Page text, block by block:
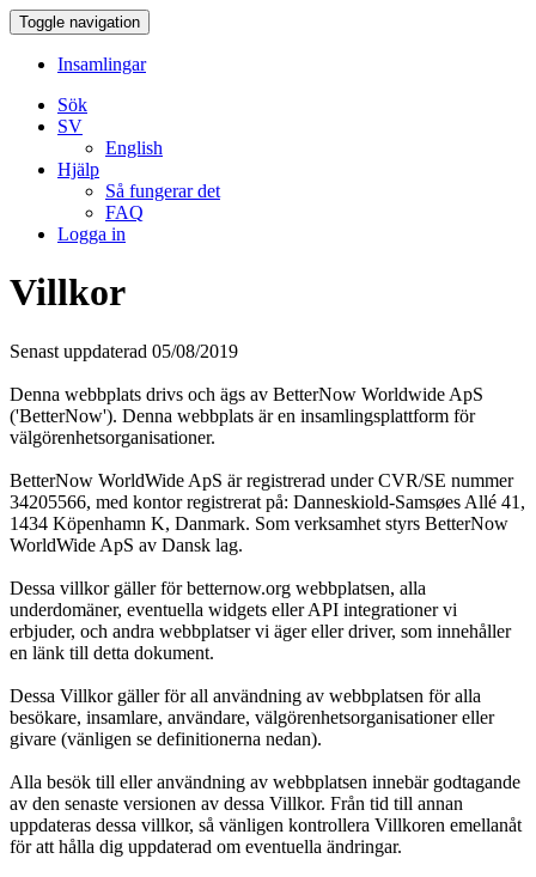
Toggle navigation
Insamlingar
Sök
SV
English
Hjälp
Så fungerar det
FAQ
Logga in
Villkor
Senast uppdaterad 05/08/2019
Denna webbplats drivs och ägs av BetterNow Worldwide ApS
('BetterNow'). Denna webbplats är en insamlingsplattform för
välgörenhetsorganisationer.
BetterNow WorldWide ApS är registrerad under CVR/SE nummer
34205566, med kontor registrerat på: Danneskiold-Samsøes Allé 41,
1434 Köpenhamn K, Danmark. Som verksamhet styrs BetterNow
WorldWide ApS av Dansk lag.
Dessa villkor gäller för betternow.org webbplatsen, alla
underdomäner, eventuella widgets eller API integrationer vi
erbjuder, och andra webbplatser vi äger eller driver, som innehåller
en länk till detta dokument.
Dessa Villkor gäller för all användning av webbplatsen för alla
besökare, insamlare, användare, välgörenhetsorganisationer eller
givare (vänligen se definitionerna nedan).
Alla besök till eller användning av webbplatsen innebär godtagande
av den senaste versionen av dessa Villkor. Från tid till annan
uppdateras dessa villkor, så vänligen kontrollera Villkoren emellanåt
för att hålla dig uppdaterad om eventuella ändringar.